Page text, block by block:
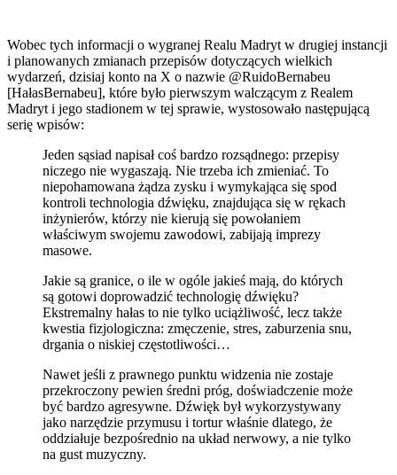
Wobec tych informacji o wygranej Realu Madryt w drugiej instancji
i planowanych zmianach przepisów dotyczących wielkich
wydarzeń, dzisiaj konto na X o nazwie @RuidoBernabeu
[HałasBernabeu], które było pierwszym walczącym z Realem
Madryt i jego stadionem w tej sprawie, wystosowało następującą
serię wpisów:
Jeden sąsiad napisał coś bardzo rozsądnego: przepisy
niczego nie wygaszają. Nie trzeba ich zmieniać. To
niepohamowana żądza zysku i wymykająca się spod
kontroli technologia dźwięku, znajdująca się w rękach
inżynierów, którzy nie kierują się powołaniem
właściwym swojemu zawodowi, zabijają imprezy
masowe.
Jakie są granice, o ile w ogóle jakieś mają, do których
są gotowi doprowadzić technologię dźwięku?
Ekstremalny hałas to nie tylko uciążliwość, lecz także
kwestia fizjologiczna: zmęczenie, stres, zaburzenia snu,
drgania o niskiej częstotliwości…
Nawet jeśli z prawnego punktu widzenia nie zostaje
przekroczony pewien średni próg, doświadczenie może
być bardzo agresywne. Dźwięk był wykorzystywany
jako narzędzie przymusu i tortur właśnie dlatego, że
oddziałuje bezpośrednio na układ nerwowy, a nie tylko
na gust muzyczny.